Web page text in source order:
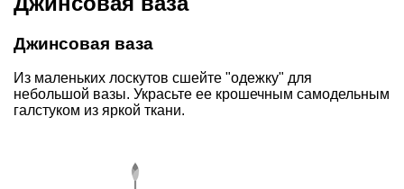
Джинсовая ваза
Из маленьких лоскутов сшейте "одежку" для
небольшой вазы. Украсьте ее крошечным самодельным
галстуком из яркой ткани.